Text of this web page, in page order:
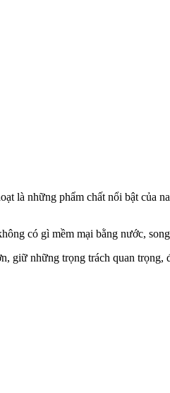
là những phẩm chất nổi bật
có gì mềm mại bằng nước,
giữ những trọng trách quan